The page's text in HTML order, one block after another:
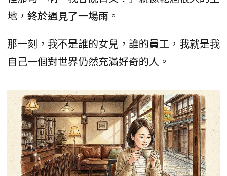
地， 終於遇見了一場雨 。
那一刻，我不是誰的女兒，誰的員工，我就是我
自己一個對世界仍然充滿好奇的人。